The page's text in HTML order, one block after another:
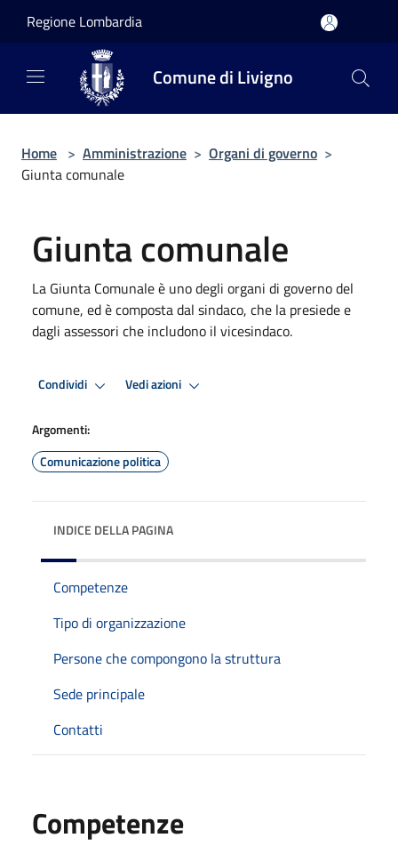
Regione Lombardia
Comune di Livigno
Home > Amministrazione > Organi di governo >
Giunta comunale
Giunta comunale
La Giunta Comunale è uno degli organi di governo del
comune, ed è composta dal sindaco, che la presiede e
dagli assessori che includono il vicesindaco.
Condividi Vedi azioni
Argomenti:
Comunicazione politica
INDICE DELLA PAGINA
Competenze
Tipo di organizzazione
Persone che compongono la struttura
Sede principale
Contatti
Competenze